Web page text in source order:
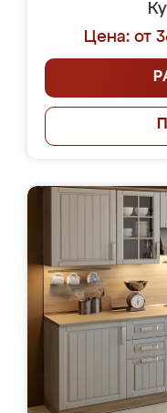
Цена: от